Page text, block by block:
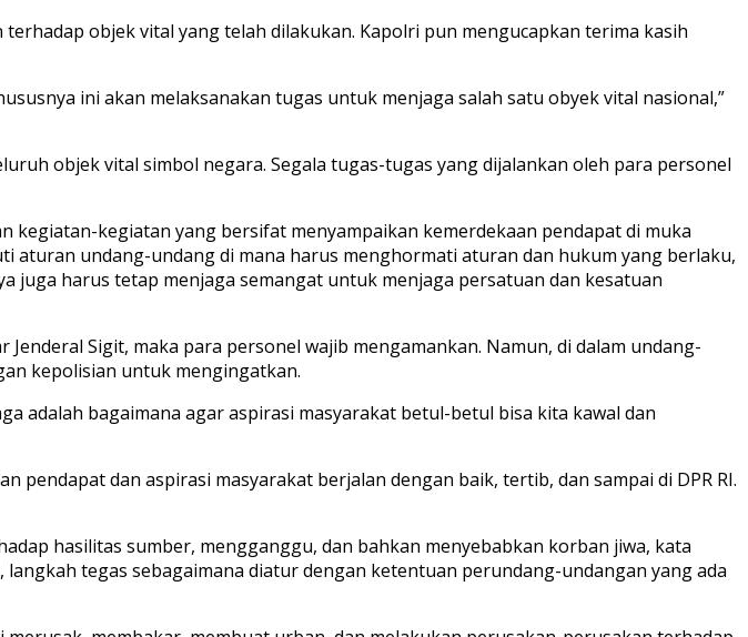
objek vital yang telah dilakukan. Kapolri pun mengucapkan terima kasih
ini akan melaksanakan tugas untuk menjaga salah satu obyek vital nasional,”
objek vital simbol negara. Segala tugas-tugas yang dijalankan oleh para personel
kegiatan-kegiatan yang bersifat menyampaikan kemerdekaan pendapat di muka
undang-undang di mana harus menghormati aturan dan hukum yang berlaku,
juga harus tetap menjaga semangat untuk menjaga persatuan dan kesatuan
Sigit, maka para personel wajib mengamankan. Namun, di dalam undang-
kepolisian untuk mengingatkan.
adalah bagaimana agar aspirasi masyarakat betul-betul bisa kita kawal dan
dan aspirasi masyarakat berjalan dengan baik, tertib, dan sampai di DPR RI.
hasilitas sumber, mengganggu, dan bahkan menyebabkan korban jiwa, kata
tegas sebagaimana diatur dengan ketentuan perundang-undangan yang ada